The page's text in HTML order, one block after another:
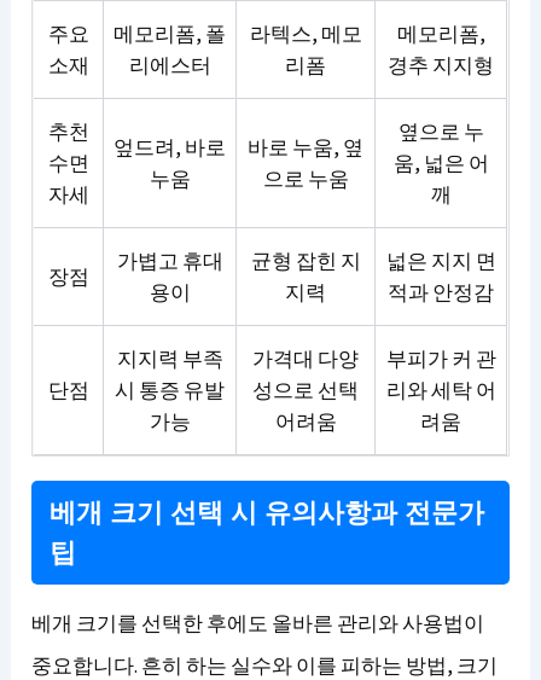
주요
소재
메모리폼, 폴
리에스터
라텍스, 메모
리폼
메모리폼,
경추 지지형
추천
수면
자세
엎드려, 바로
누움
바로 누움, 옆
으로 누움
옆으로 누
움, 넓은 어
깨
장점
가볍고 휴대
용이
균형 잡힌 지
지력
넓은 지지 면
적과 안정감
단점
지지력 부족
시 통증 유발
가능
가격대 다양
성으로 선택
어려움
부피가 커 관
리와 세탁 어
려움
베개 크기 선택 시 유의사항과 전문가
팁
베개 크기를 선택한 후에도 올바른 관리와 사용법이
중요합니다. 흔히 하는 실수와 이를 피하는 방법, 크기